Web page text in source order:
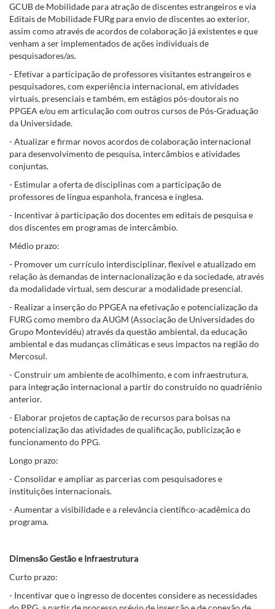
GCUB de Mobilidade para atração de discentes estrangeiros e via
Editais de Mobilidade FURg para envio de discentes ao exterior,
assim como através de acordos de colaboração já existentes e que
venham a ser implementados de ações individuais de
pesquisadores/as.
- Efetivar a participação de professores visitantes estrangeiros e
pesquisadores, com experiência internacional, em atividades
virtuais, presenciais e também, em estágios pós-doutorais no
PPGEA e/ou em articulação com outros cursos de Pós-Graduação
da Universidade.
- Atualizar e firmar novos acordos de colaboração internacional
para desenvolvimento de pesquisa, intercâmbios e atividades
conjuntas.
- Estimular a oferta de disciplinas com a participação de
professores de língua espanhola, francesa e inglesa.
- Incentivar à participação dos docentes em editais de pesquisa e
dos discentes em programas de intercâmbio.
Médio prazo:
- Promover um currículo interdisciplinar, flexível e atualizado em
relação às demandas de internacionalização e da sociedade, através
da modalidade virtual, sem descurar a modalidade presencial.
- Realizar a inserção do PPGEA na efetivação e potencialização da
FURG como membro da AUGM (Associação de Universidades do
Grupo Montevidéu) através da questão ambiental, da educação
ambiental e das mudanças climáticas e seus impactos na região do
Mercosul.
- Construir um ambiente de acolhimento, e com infraestrutura,
para integração internacional a partir do construído no quadriênio
anterior.
- Elaborar projetos de captação de recursos para bolsas na
potencialização das atividades de qualificação, publicização e
funcionamento do PPG.
Longo prazo:
- Consolidar e ampliar as parcerias com pesquisadores e
instituições internacionais.
- Aumentar a visibilidade e a relevância científico-acadêmica do
programa.
Dimensão Gestão e Infraestrutura
Curto prazo:
- Incentivar que o ingresso de docentes considere as necessidades